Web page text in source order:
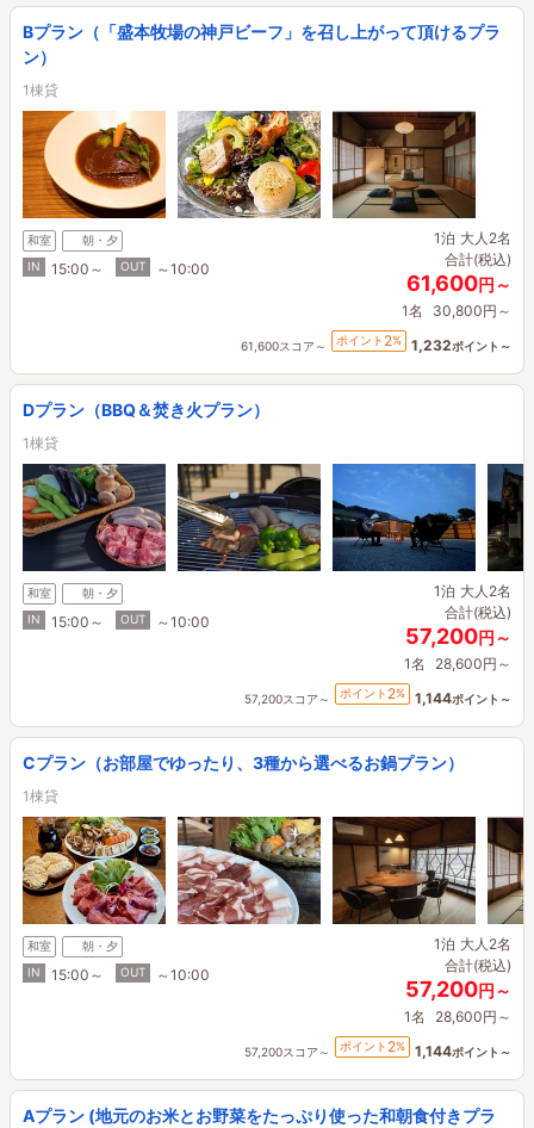
Bプラン（「盛本牧場の神戸ビーフ」を召し上がって頂けるプラ
ン）
1棟貸
和室
朝・夕
IN
15:00～ OUT ～10:00
1泊 大人2名
合計(税込)
61,600円～
1名 30,800円～
61,600スコア～ ポイント 2% 1,232ポイント～
Dプラン（BBQ＆焚き火プラン）
1棟貸
和室
朝・夕
IN
15:00～ OUT ～10:00
1泊 大人2名
合計(税込)
57,200円～
1名 28,600円～
57,200スコア～ ポイント 2% 1,144ポイント～
Cプラン（お部屋でゆったり、3種から選べるお鍋プラン）
1棟貸
和室
朝・夕
IN
15:00～ OUT ～10:00
1泊 大人2名
合計(税込)
57,200円～
1名 28,600円～
57,200スコア～ ポイント 2% 1,144ポイント～
Aプラン (地元のお米とお野菜をたっぷり使った和朝食付きプラ